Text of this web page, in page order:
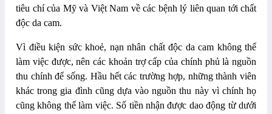
tiêu chí của Mỹ và Việt Nam về các bệnh lý liên quan tới chất
độc da cam.
Vì điều kiện sức khoẻ, nạn nhân chất độc da cam không thể
làm việc được, nên các khoản trợ cấp của chính phủ là nguồn
thu chính để sống. Hầu hết các trường hợp, những thành viên
khác trong gia đình cũng dựa vào nguồn thu này vì chính họ
cũng không thể làm việc. Số tiền nhận được dao động từ dưới